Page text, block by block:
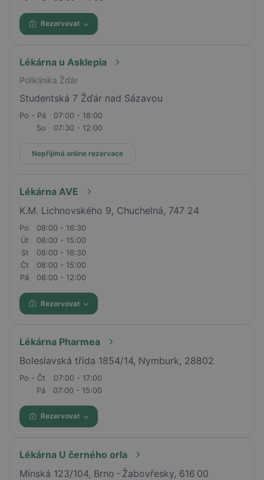
Rezervovat
Lékárna u Asklepia
Poliklinika Žďár
Studentská 7 Žďár nad Sázavou
Po - Pá
07:00 - 18:00
So
07:30 - 12:00
Nepřijímá online rezervace
Lékárna AVE
K.M. Lichnovského 9, Chuchelná, 747 24
Po
08:00 - 16:30
Út
08:00 - 15:00
St
08:00 - 16:30
Čt
08:00 - 15:00
Pá
08:00 - 12:00
Rezervovat
Lékárna Pharmea
Boleslavská třída 1854/14, Nymburk, 28802
Po - Čt
07:00 - 17:00
Pá
07:00 - 15:00
Rezervovat
Lékárna U černého orla
Minská 123/104, Brno - Žabovřesky, 616 00